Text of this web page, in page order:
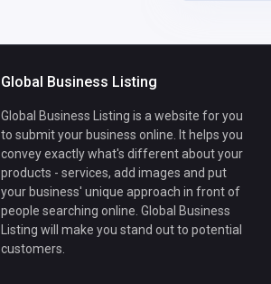
Global Business Listing
Global Business Listing is a website for you
to submit your business online. It helps you
convey exactly what's different about your
products - services, add images and put
your business' unique approach in front of
people searching online. Global Business
Listing will make you stand out to potential
customers.